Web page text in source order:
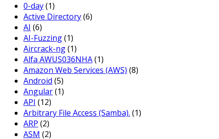
0-day(1)
Active Directory(6)
AI (6)
AI-Fuzzing(1)
Aircrack-ng(1)
Alfa AWUS036NHA(1)
Amazon Web Services (AWS) (8)
Android (5)
Angular(1)
API (12)
Arbitrary File Access (Samba). (1)
ARP (2)
ASM (2)